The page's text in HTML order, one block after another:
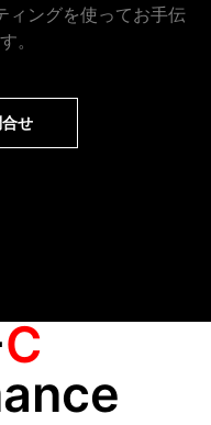
ィングを使ってお手伝
。
せ
C